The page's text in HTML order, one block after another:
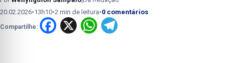
20.02.2026•13h10•2 min de leitura•0 comentários
Compartilhe: Facebook
X WhatsApp